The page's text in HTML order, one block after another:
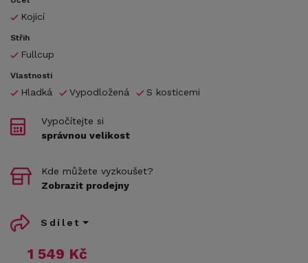
Kojicí
Střih
Fullcup
Vlastnosti
Hladká Vypodložená S kosticemi
1 549 Kč
Vypočítejte si
správnou velikost
Kde můžete vyzkoušet?
Zobrazit prodejny
Sdílet